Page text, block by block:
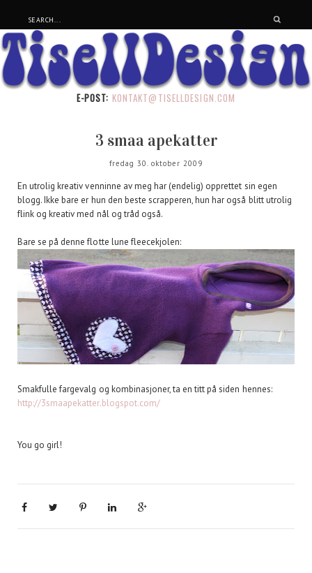
E-POST: KONTAKT@TISELLDESIGN.COM
3 smaa apekatter
fredag 30. oktober 2009
En utrolig kreativ venninne av meg har (endelig) opprettet sin egen
blogg. Ikke bare er hun den beste scrapperen, hun har også blitt utrolig
flink og kreativ med nål og tråd også.
Bare se på denne flotte lune fleecekjolen:
Smakfulle fargevalg og kombinasjoner, ta en titt på siden hennes:
http://3smaapekatter.blogspot.com/
You go girl!